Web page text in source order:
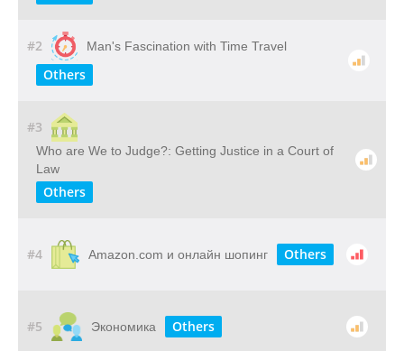
#2 Man's Fascination with Time Travel
Others
#3
Who​ ​are​ ​We​ ​to​ ​Judge?: Getting​ ​Justice​ ​in​ ​a​ ​Court​ ​of​ ​
Law
Others
#4 Amazon.com и онлайн шопинг Others
#5 Экономика Others